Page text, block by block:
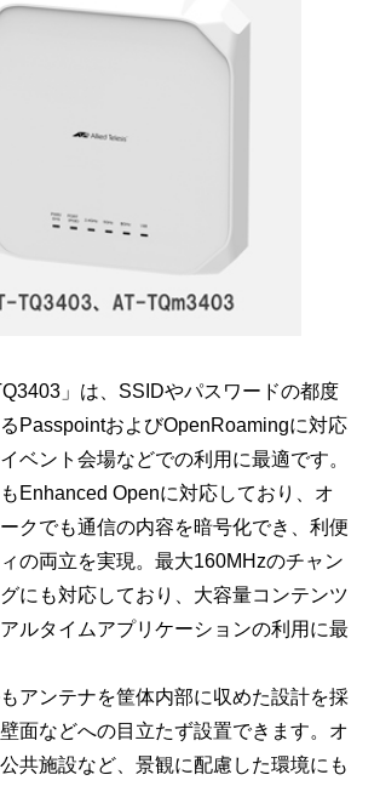
」は、SSIDやパスワードの都度
PasspointおよびOpenRoamingに対応
ベント会場などでの利用に最適です。
Enhanced Openに対応しており、オ
クでも通信の内容を暗号化でき、利便
の両立を実現。最大160MHzのチャン
にも対応しており、大容量コンテンツ
ルタイムアプリケーションの利用に最
アンテナを筐体内部に収めた設計を採
面などへの目立たず設置できます。オ
共施設など、景観に配慮した環境にも